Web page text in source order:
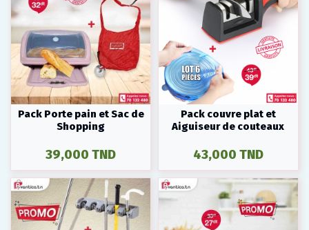
Pack Porte pain et Sac de
Shopping
39,000 TND
Pack couvre plat et
Aiguiseur de couteaux
43,000 TND